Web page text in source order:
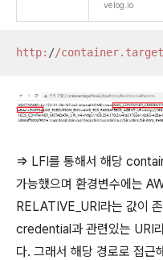
velog.io
http: //
=> LFI를 통해서 해당
가능했으며 환경변수에는
RELATIVE_URI라는 값이
credential과 관련있는 URI
다. 그래서 해당 경로로 접근